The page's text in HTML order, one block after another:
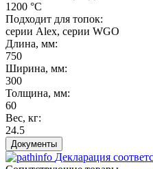
1200 °С
Подходит для топок:
серии Alex, серии WGO
Длина, мм:
750
Ширина, мм:
300
Толщина, мм:
60
Вес, кг:
24.5
Документы
Декларация